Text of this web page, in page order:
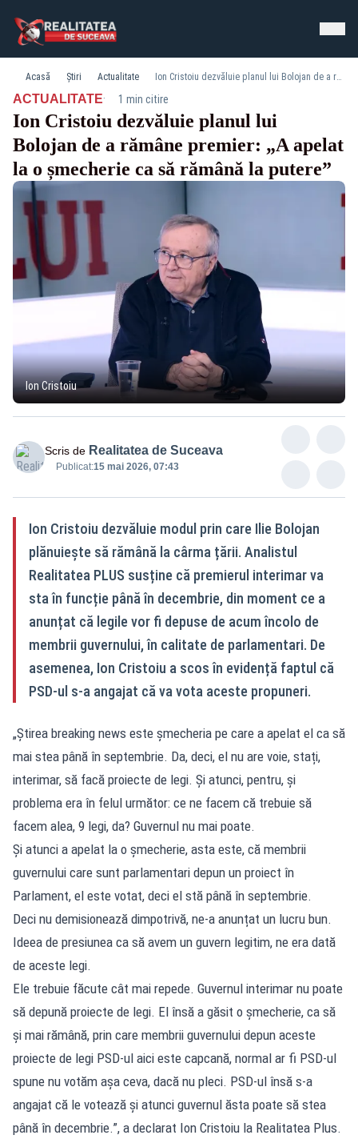
Acasă Știri Actualitate Ion Cristoiu dezvăluie planul lui Bolojan de a rămâne premier: „A apelat la o șmecherie ca să rămână la putere”
ACTUALITATE· 1 min citire
Ion Cristoiu dezvăluie planul lui
Bolojan de a rămâne premier: „A apelat
la o șmecherie ca să rămână la putere”
Ion Cristoiu
Scris de Realitatea de Suceava
Publicat:15 mai 2026, 07:43
Ion Cristoiu dezvăluie modul prin care Ilie Bolojan
plănuiește să rămână la cârma țării. Analistul
Realitatea PLUS susține că premierul interimar va
sta în funcție până în decembrie, din moment ce a
anunțat că legile vor fi depuse de acum încolo de
membrii guvernului, în calitate de parlamentari. De
asemenea, Ion Cristoiu a scos în evidență faptul că
PSD-ul s-a angajat că va vota aceste propuneri.
„Știrea breaking news este șmecheria pe care a apelat el ca să
mai stea până în septembrie. Da, deci, el nu are voie, stați,
interimar, să facă proiecte de legi. Și atunci, pentru, și
problema era în felul următor: ce ne facem că trebuie să
facem alea, 9 legi, da? Guvernul nu mai poate.
Și atunci a apelat la o șmecherie, asta este, că membrii
guvernului care sunt parlamentari depun un proiect în
Parlament, el este votat, deci el stă până în septembrie.
Deci nu demisionează dimpotrivă, ne-a anunțat un lucru bun.
Ideea de presiunea ca să avem un guvern legitim, ne era dată
de aceste legi.
Ele trebuie făcute cât mai repede. Guvernul interimar nu poate
să depună proiecte de legi. El însă a găsit o șmecherie, ca să
și mai rămână, prin care membrii guvernului depun aceste
proiecte de legi PSD-ul aici este capcană, normal ar fi PSD-ul
spune nu votăm așa ceva, dacă nu pleci. PSD-ul însă s-a
angajat că le votează și atunci guvernul ăsta poate să stea
până în decembrie.”, a declarat Ion Cristoiu la Realitatea Plus.